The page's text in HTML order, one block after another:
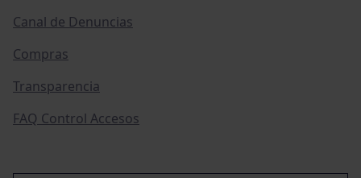
Canal de Denuncias
Compras
Transparencia
FAQ Control Accesos